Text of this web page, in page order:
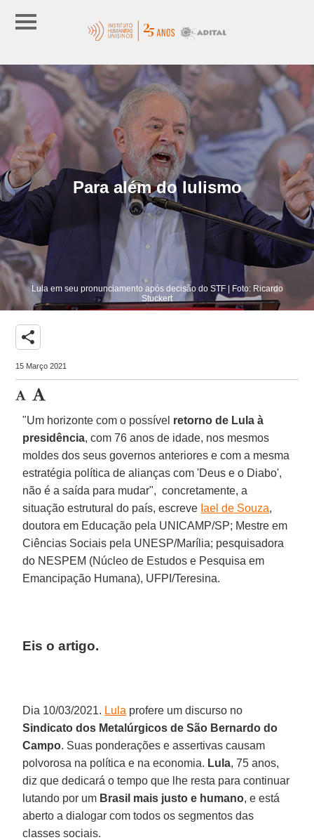
Para além do lulismo
Lula em seu pronunciamento após decisão do STF | Foto: Ricardo
Stuckert
share
15 Março 2021
"Um horizonte com o possível retorno de Lula à
presidência, com 76 anos de idade, nos mesmos
moldes dos seus governos anteriores e com a mesma
estratégia política de alianças com 'Deus e o Diabo',
não é a saída para mudar", concretamente, a
situação estrutural do país, escreve Iael de Souza,
doutora em Educação pela UNICAMP/SP; Mestre em
Ciências Sociais pela UNESP/Marília; pesquisadora
do NESPEM (Núcleo de Estudos e Pesquisa em
Emancipação Humana), UFPI/Teresina.
Eis o artigo.
Dia 10/03/2021. Lula profere um discurso no
Sindicato dos Metalúrgicos de São Bernardo do
Campo. Suas ponderações e assertivas causam
polvorosa na política e na economia. Lula, 75 anos,
diz que dedicará o tempo que lhe resta para continuar
lutando por um Brasil mais justo e humano, e está
aberto a dialogar com todos os segmentos das
classes sociais.